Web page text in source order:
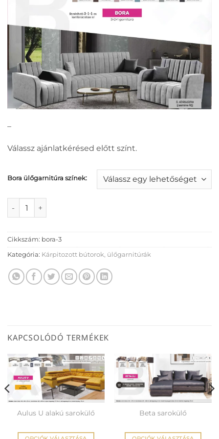
–
Válassz ajánlatkérésed előtt színt.
Bora ülőgarnitúra színek:
Bora 3+2+1 ülőgarnitúra mennyiség
Cikkszám: bora-3
Kategória: Kárpitozott bútorok, ülőgarnitúrák
KAPCSOLÓDÓ TERMÉKEK
Aulus U alakú sarokülő Beta sarokülő